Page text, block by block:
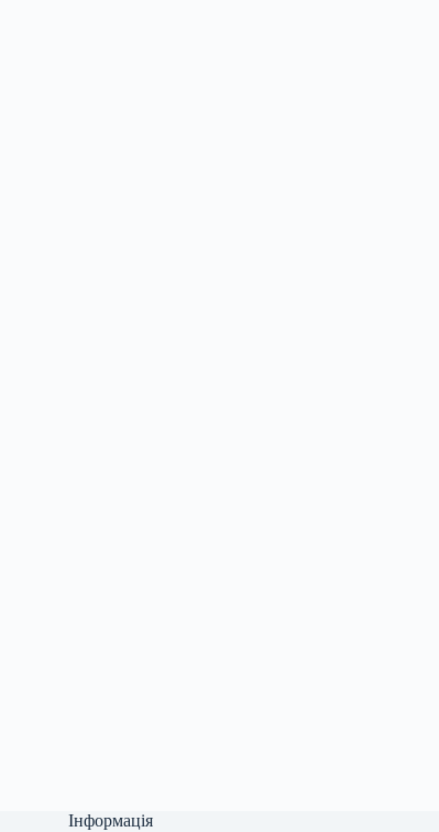
Інформація